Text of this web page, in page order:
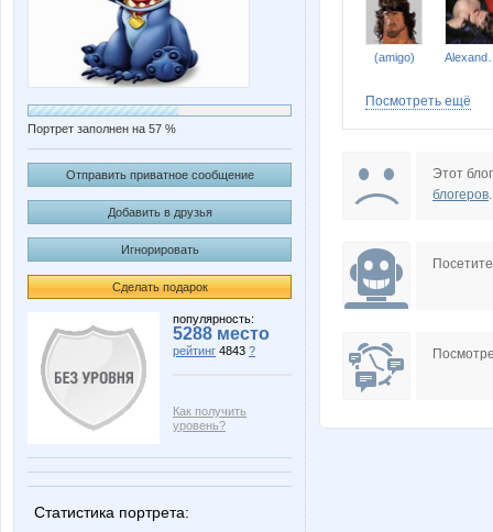
Портрет заполнен на 57 %
Отправить приватное сообщение
Добавить в друзья
Игнорировать
Сделать подарок
популярность:
5288 место
рейтинг 4843 ?
Как получить
уровень?
Статистика портрета:
(amigo)
TeMbl4
lelik (c)
Посмотреть ещё
Этот
блогеров.